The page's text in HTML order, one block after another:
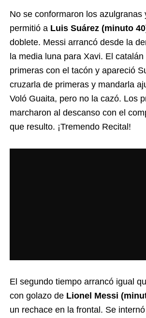
No se conformaron los azulgranas
permitió a Luis Suárez (minuto
doblete. Messi arrancó desde la
la media luna para Xavi. El
primeras con el tacón y apareció
cruzarla de primeras y mandarla
Voló Guaita, pero no la cazó. Los
marcharon al descanso con el
que resulto. ¡Tremendo Recital!
El segundo tiempo arrancó igual
con golazo de Lionel Messi
un rechace en la frontal. Se